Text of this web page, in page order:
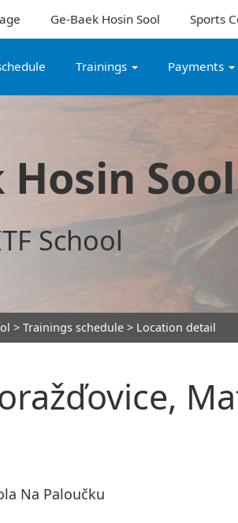
Ge-Baek Hosin Sool Sports
Trainings Payments
Hosin Sool
School
> Trainings schedule > Location detail
Na Paloučku